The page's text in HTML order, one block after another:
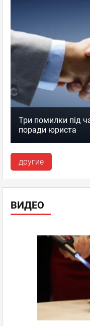
Три помилки під
поради юриста
другие
ВИДЕО